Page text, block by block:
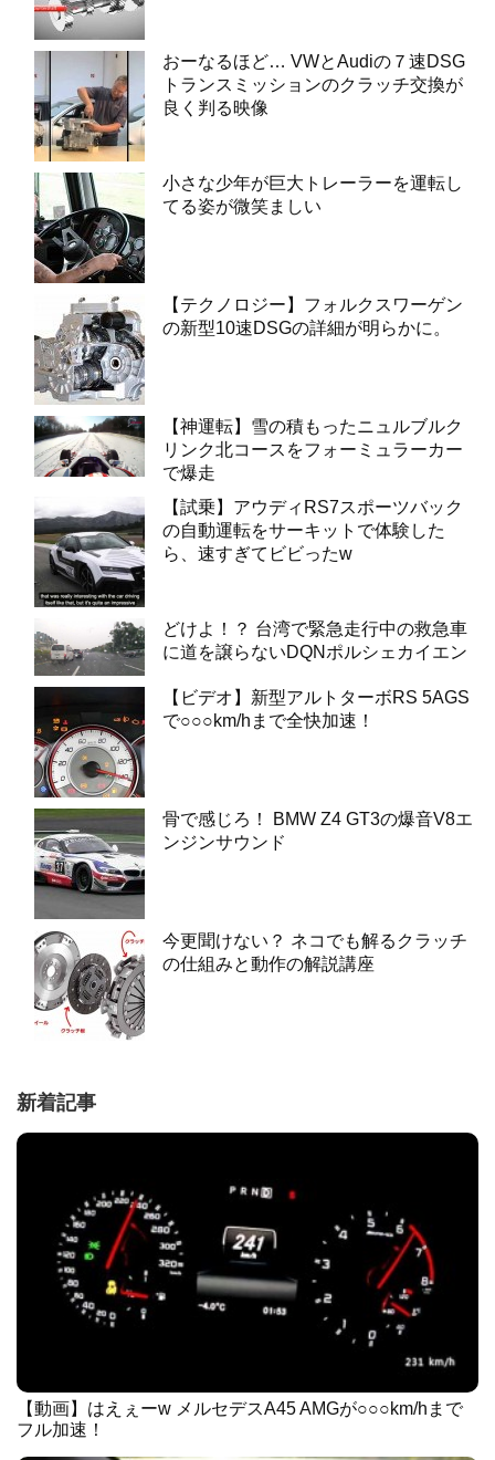
おーなるほど… VWとAudiの７速DSG
トランスミッションのクラッチ交換が
良く判る映像
小さな少年が巨大トレーラーを運転し
てる姿が微笑ましい
【テクノロジー】フォルクスワーゲン
の新型10速DSGの詳細が明らかに。
【神運転】雪の積もったニュルブルク
リンク北コースをフォーミュラーカー
で爆走
【試乗】アウディRS7スポーツバック
の自動運転をサーキットで体験した
ら、速すぎてビビったw
どけよ！？ 台湾で緊急走行中の救急車
に道を譲らないDQNポルシェカイエン
【ビデオ】新型アルトターボRS 5AGS
で○○○km/hまで全快加速！
骨で感じろ！ BMW Z4 GT3の爆音V8エ
ンジンサウンド
今更聞けない？ ネコでも解るクラッチ
の仕組みと動作の解説講座
新着記事
【動画】はえぇーw メルセデスA45 AMGが○○○km/hまで
フル加速！